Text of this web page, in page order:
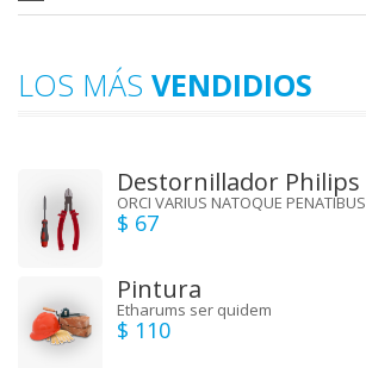
LOS MÁS VENDIDIOS
Destornillador Philips
ORCI VARIUS NATOQUE PENATIBUS
$ 67
Pintura
Etharums ser quidem
$ 110